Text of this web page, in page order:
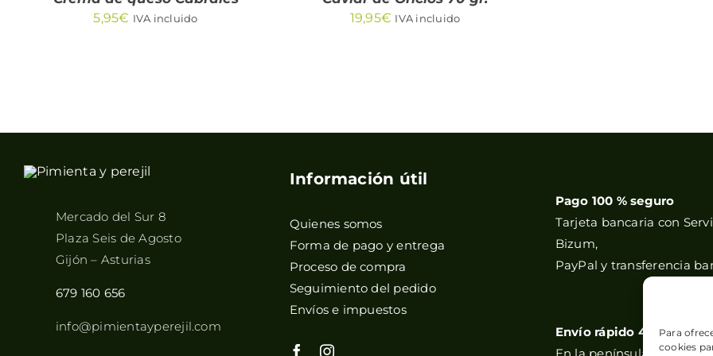
Para
cookies
5,95€ IVA incluido 19,95€ IVA incluido
Mercado del Sur 8
Plaza Seis de Agosto
Gijón – Asturias
679 160 656
info@pimientayperejil.com
Información útil
Quienes somos
Forma de pago y entrega
Proceso de compra
Seguimiento del pedido
Envíos e impuestos
Pago 100 % seguro
Tarjeta bancaria con
Bizum,
PayPal y transferencia
Envío rápido 48h
En la península, y correos